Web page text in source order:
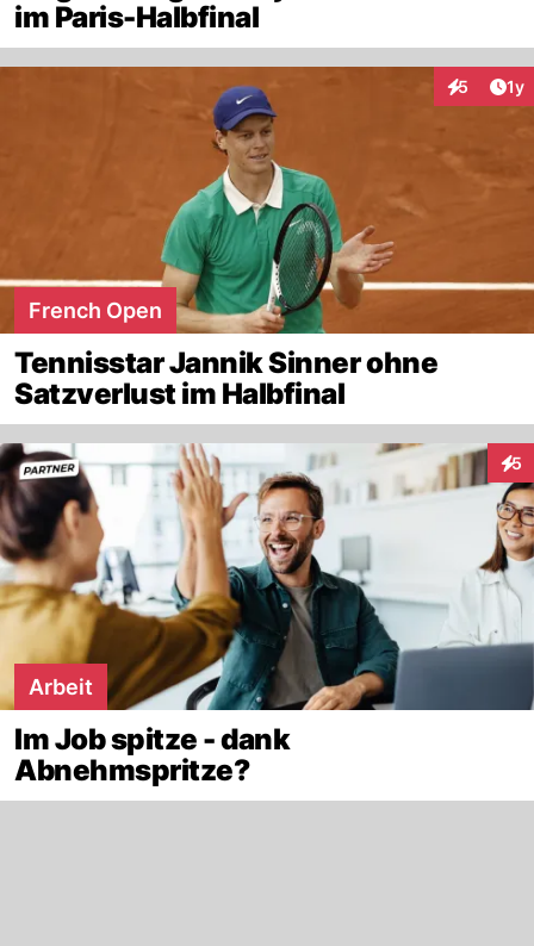
im Paris-Halbfinal
5 1y
French Open
Tennisstar Jannik Sinner ohne
Satzverlust im Halbfinal
5
Arbeit
Im Job spitze - dank
Abnehmspritze?